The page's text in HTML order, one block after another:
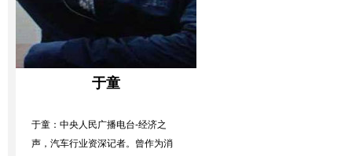
于童
于童：中央人民广播电台-经济之
声，汽车行业资深记者。曾作为消